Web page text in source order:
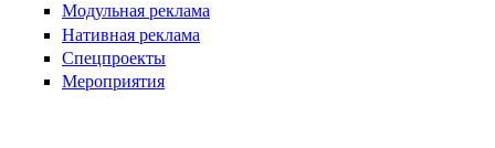
Модульная реклама
Нативная реклама
Спецпроекты
Мероприятия